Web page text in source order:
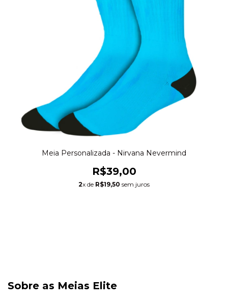
Meia Personalizada - Nirvana Nevermind
R$39,00
2x de R$19,50 sem juros
Sobre as Meias Elite